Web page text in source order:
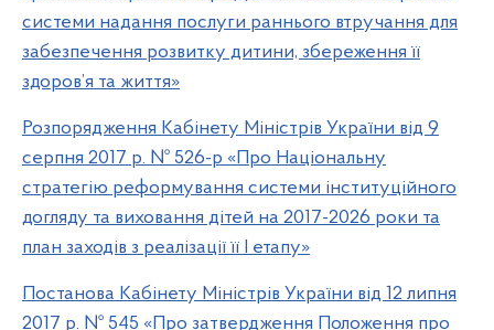
системи надання послуги раннього втручання для
забезпечення розвитку дитини, збереження її
здоров’я та життя»
Розпорядження Кабінету Міністрів України від 9
серпня 2017 р. № 526-р «Про Національну
стратегію реформування системи інституційного
догляду та виховання дітей на 2017-2026 роки та
план заходів з реалізації її І етапу»
Постанова Кабінету Міністрів України від 12 липня
2017 р. № 545 «Про затвердження Положення про